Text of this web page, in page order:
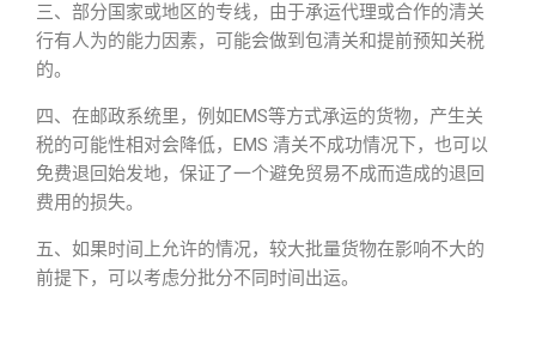
三、部分国家或地区的专线，由于承运代理或合作的清关
行有人为的能力因素，可能会做到包清关和提前预知关税
的。
四、在邮政系统里，例如EMS等方式承运的货物，产生关
税的可能性相对会降低，EMS 清关不成功情况下，也可以
免费退回始发地，保证了一个避免贸易不成而造成的退回
费用的损失。
五、如果时间上允许的情况，较大批量货物在影响不大的
前提下，可以考虑分批分不同时间出运。